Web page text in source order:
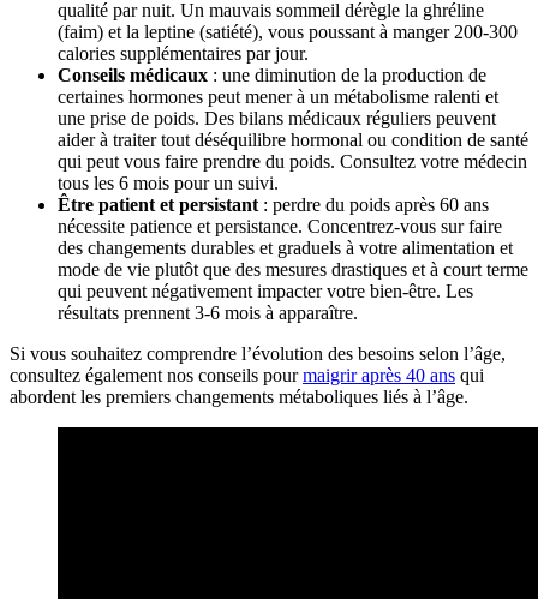
qualité par nuit. Un mauvais sommeil dérègle la ghréline
(faim) et la leptine (satiété), vous poussant à manger 200-300
calories supplémentaires par jour.
Conseils médicaux : une diminution de la production de
certaines hormones peut mener à un métabolisme ralenti et
une prise de poids. Des bilans médicaux réguliers peuvent
aider à traiter tout déséquilibre hormonal ou condition de santé
qui peut vous faire prendre du poids. Consultez votre médecin
tous les 6 mois pour un suivi.
Être patient et persistant : perdre du poids après 60 ans
nécessite patience et persistance. Concentrez-vous sur faire
des changements durables et graduels à votre alimentation et
mode de vie plutôt que des mesures drastiques et à court terme
qui peuvent négativement impacter votre bien-être. Les
résultats prennent 3-6 mois à apparaître.
Si vous souhaitez comprendre l’évolution des besoins selon l’âge,
consultez également nos conseils pourmaigrir après 40 ans qui
abordent les premiers changements métaboliques liés à l’âge.